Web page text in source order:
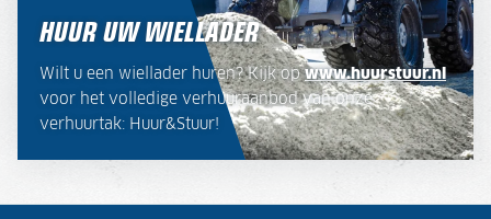
HUUR UW WIELLADER
Wilt u een wiellader huren? Kijk opwww.huurstuur.nl
voor het volledige verhuuraanbod van onze
verhuurtak: Huur&Stuur!